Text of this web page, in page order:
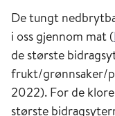
De tungt
i oss gjennom mat (
de største
frukt/grønnsaker/
2022). For de
største